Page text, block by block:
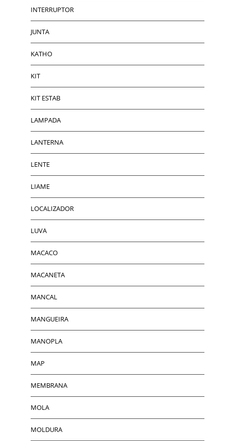
INTERRUPTOR
JUNTA
KATHO
KIT
KIT ESTAB
LAMPADA
LANTERNA
LENTE
LIAME
LOCALIZADOR
LUVA
MACACO
MACANETA
MANCAL
MANGUEIRA
MANOPLA
MAP
MEMBRANA
MOLA
MOLDURA